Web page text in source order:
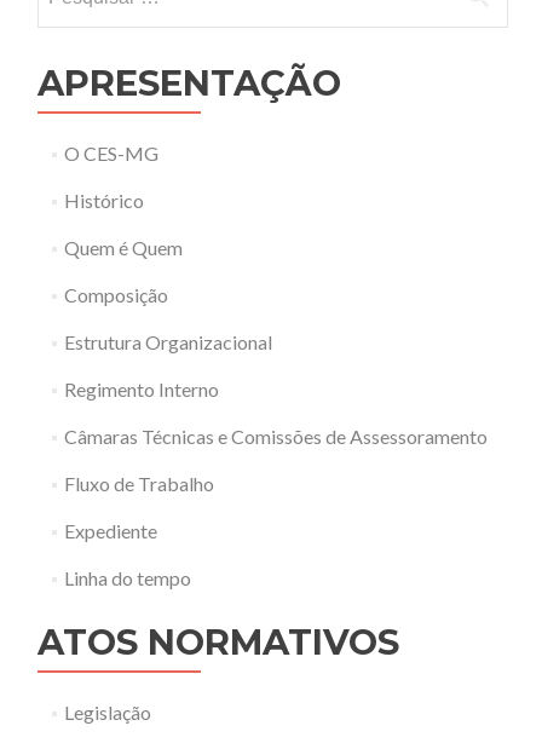
APRESENTAÇÃO
O CES-MG
Histórico
Quem é Quem
Composição
Estrutura Organizacional
Regimento Interno
Câmaras Técnicas e Comissões de Assessoramento
Fluxo de Trabalho
Expediente
Linha do tempo
ATOS NORMATIVOS
Legislação